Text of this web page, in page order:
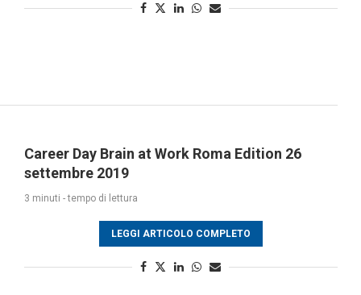
Career Day Brain at Work Roma Edition 26
settembre 2019
3 minuti - tempo di lettura
LEGGI ARTICOLO COMPLETO